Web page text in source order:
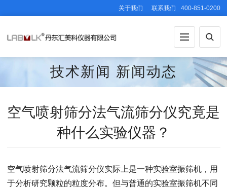
关于我们 联系我们 400-851-0200
技术新闻 新闻动态
空气喷射筛分法气流筛分仪究竟是
种什么实验仪器？
空气喷射筛分法气流筛分仪实际上是一种实验室振筛机，用
于分析研究颗粒的粒度分布。但与普通的实验室振筛机不同